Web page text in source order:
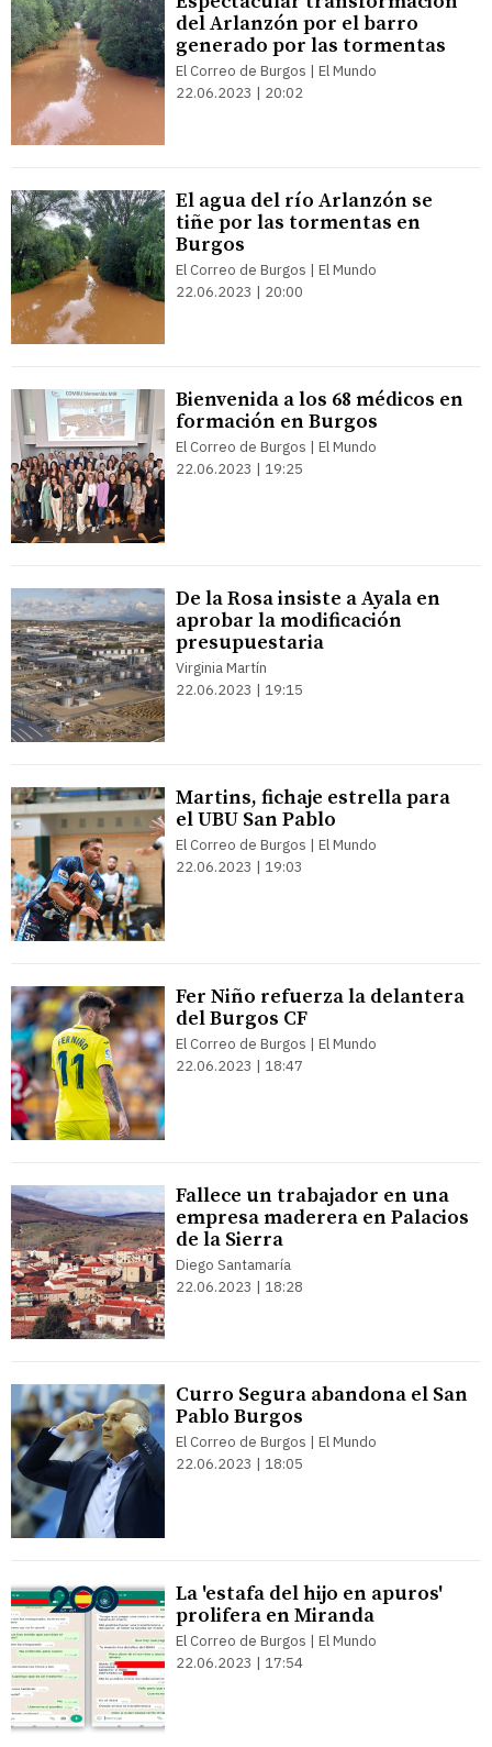
del Arlanzón por el barro
generado por las tormentas
El Correo de Burgos | El Mundo
22.06.2023 | 20:02
El agua del río Arlanzón se
tiñe por las tormentas en
Burgos
El Correo de Burgos | El Mundo
22.06.2023 | 20:00
Bienvenida a los 68 médicos en
formación en Burgos
El Correo de Burgos | El Mundo
22.06.2023 | 19:25
De la Rosa insiste a Ayala en
aprobar la modificación
presupuestaria
Virginia Martín
22.06.2023 | 19:15
Martins, fichaje estrella para
el UBU San Pablo
El Correo de Burgos | El Mundo
22.06.2023 | 19:03
Fer Niño refuerza la delantera
del Burgos CF
El Correo de Burgos | El Mundo
22.06.2023 | 18:47
Fallece un trabajador en una
empresa maderera en Palacios
de la Sierra
Diego Santamaría
22.06.2023 | 18:28
Curro Segura abandona el San
Pablo Burgos
El Correo de Burgos | El Mundo
22.06.2023 | 18:05
La 'estafa del hijo en apuros'
prolifera en Miranda
El Correo de Burgos | El Mundo
22.06.2023 | 17:54